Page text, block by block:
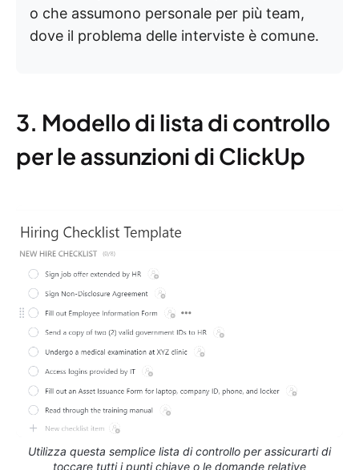
o che assumono personale per più team,
dove il problema delle interviste è comune.
3. Modello di lista di controllo
per le assunzioni di ClickUp
Utilizza questa semplice lista di controllo per assicurarti di
toccare tutti i punti chiave o le domande relative